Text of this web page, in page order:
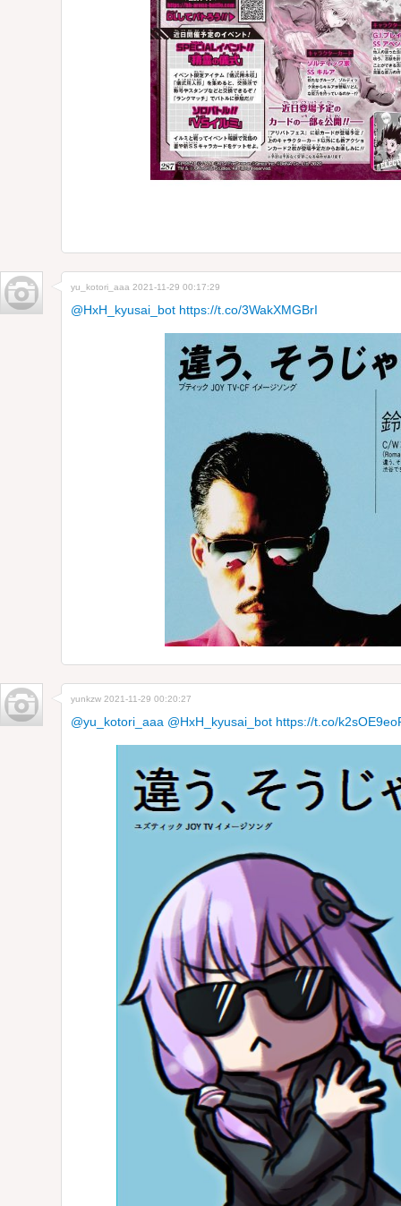
yu_kotori_aaa 2021-11-29 00:17:29
@HxH_kyusai_bot https://t.co/3WakXMGBrI
yunkzw 2021-11-29 00:20:27
@yu_kotori_aaa @HxH_kyusai_bot https://t.co/